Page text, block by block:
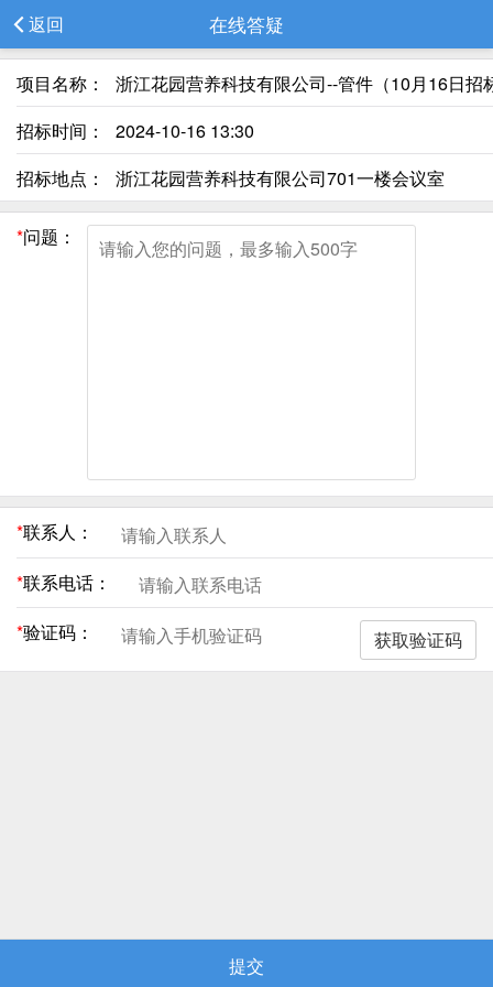
返回 在线答疑
项目名称：
浙江花园营养科技有限公司--管件（10月16日招
招标时间：
2024-10-16 13:30
招标地点：
浙江花园营养科技有限公司701一楼会议室
*问题：
*联系人：
*联系电话：
*验证码： 获取验证码
提交